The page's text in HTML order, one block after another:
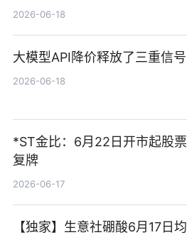
货账户完成开立
2026-06-18
大模型API降价释放了三重信号
2026-06-18
*ST金比：6月22日开市起股票
复牌
2026-06-17
【独家】生意社硼酸6月17日均